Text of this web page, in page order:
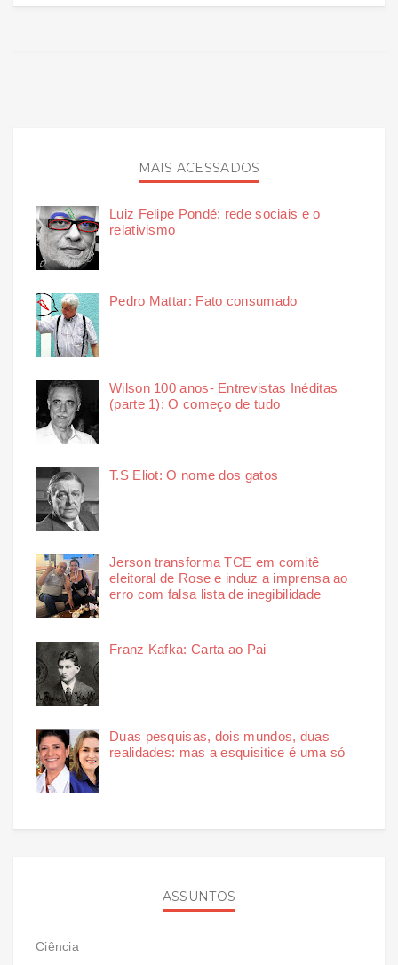
MAIS ACESSADOS
Luiz Felipe Pondé: rede sociais e o
relativismo
Pedro Mattar: Fato consumado
Wilson 100 anos- Entrevistas Inéditas
(parte 1): O começo de tudo
T.S Eliot: O nome dos gatos
Jerson transforma TCE em comitê
eleitoral de Rose e induz a imprensa ao
erro com falsa lista de inegibilidade
Franz Kafka: Carta ao Pai
Duas pesquisas, dois mundos, duas
realidades: mas a esquisitice é uma só
ASSUNTOS
Ciência